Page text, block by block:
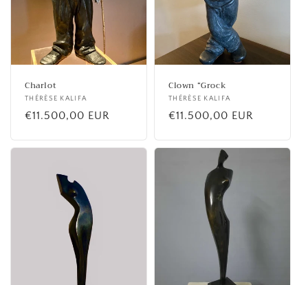
Charlot
Fournisseur :
THÉRÈSE KALIFA
Prix
€11.500,00 EUR
Clown “Grock
Fournisseur :
THÉRÈSE KALIFA
Prix
€11.500,00 EUR